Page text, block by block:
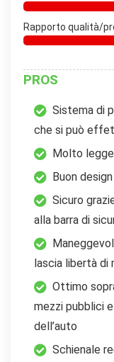
Rapporto qualità/
PROS
Sistema di
che si può
Molto
Buon
Sicuro
alla barra di
lascia libertà di
Ottimo
mezzi pubblici
dell’auto
Schienale